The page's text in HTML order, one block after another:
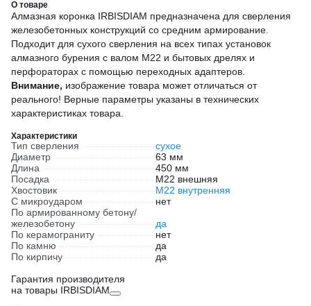
О товаре
Алмазная коронка IRBISDIAM предназначена для сверления
железобетонных конструкций со средним армирование.
Подходит для сухого сверления на всех типах установок
алмазного бурения с валом М22 и бытовых дрелях и
перфораторах с помощью переходных адаптеров.
Внимание, изображение товара может отличаться от
реального! Верные параметры указаны в технических
характеристиках товара.
Характеристики
Тип сверления
сухое
Диаметр
63 мм
Длина
450 мм
Посадка
М22 внешняя
Хвостовик
М22 внутренняя
С микроударом
нет
По армированному бетону/
железобетону
да
По керамограниту
нет
По камню
да
По кирпичу
да
Гарантия производителя
на товары IRBISDIAM